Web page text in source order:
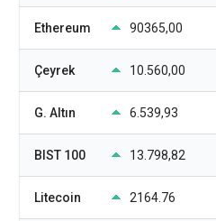
Ethereum 90365,00
Çeyrek 10.560,00
G. Altın 6.539,93
BIST 100 13.798,82
Litecoin 2164.76